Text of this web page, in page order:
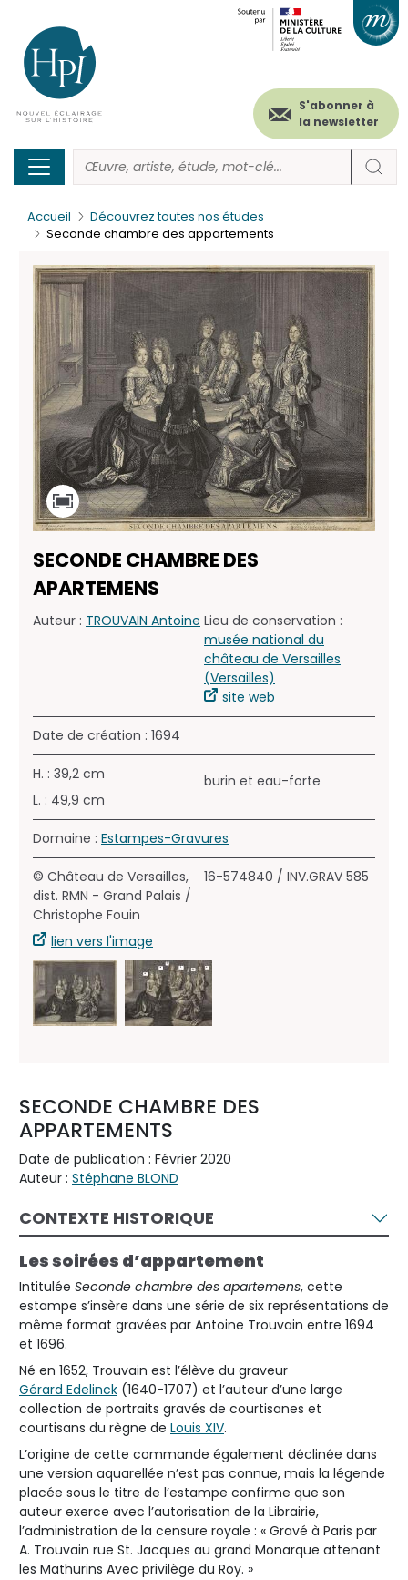
contenu
principal
Menu
secondaire
(header)
S'abonner à
la newsletter
Accueil
Découvrez toutes nos études
Seconde chambre des appartements
SECONDE CHAMBRE DES
APARTEMENS
Auteur : TROUVAIN Antoine Lieu de conservation :
musée national du
château de Versailles
(Versailles)
site web
Date de création : 1694
H. : 39,2 cm
L. : 49,9 cm
burin et eau-forte
Domaine : Estampes-Gravures
© Château de Versailles,
dist. RMN - Grand Palais /
Christophe Fouin
lien vers l'image
16-574840 / INV.GRAV 585
SECONDE CHAMBRE DES
APPARTEMENTS
Date de publication : Février 2020
Auteur : Stéphane BLOND
CONTEXTE HISTORIQUE
Les soirées d’appartement
Intitulée Seconde chambre des apartemens, cette
estampe s’insère dans une série de six représentations de
même format gravées par Antoine Trouvain entre 1694
et 1696.
Né en 1652, Trouvain est l’élève du graveur
Gérard Edelinck (1640-1707) et l’auteur d’une large
collection de portraits gravés de courtisanes et
courtisans du règne de Louis XIV.
L’origine de cette commande également déclinée dans
une version aquarellée n’est pas connue, mais la légende
placée sous le titre de l’estampe confirme que son
auteur exerce avec l’autorisation de la Librairie,
l’administration de la censure royale : « Gravé à Paris par
A. Trouvain rue St. Jacques au grand Monarque attenant
les Mathurins Avec privilège du Roy. »